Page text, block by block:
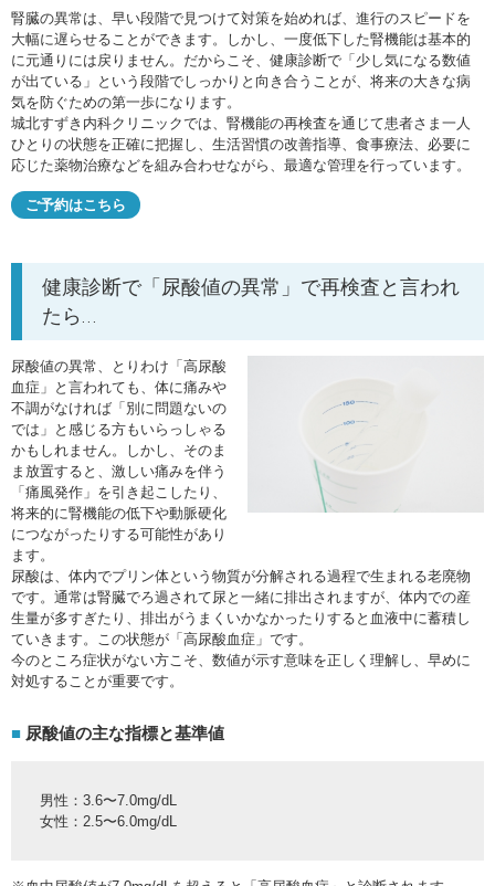
腎臓の異常は、早い段階で見つけて対策を始めれば、進行のスピードを
大幅に遅らせることができます。しかし、一度低下した腎機能は基本的
に元通りには戻りません。だからこそ、健康診断で「少し気になる数値
が出ている」という段階でしっかりと向き合うことが、将来の大きな病
気を防ぐための第一歩になります。
城北すずき内科クリニックでは、腎機能の再検査を通じて患者さま一人
ひとりの状態を正確に把握し、生活習慣の改善指導、食事療法、必要に
応じた薬物治療などを組み合わせながら、最適な管理を行っています。
ご予約はこちら
健康診断で「尿酸値の異常」で再検査と言われ
たら…
尿酸値の異常、とりわけ「高尿酸
血症」と言われても、体に痛みや
不調がなければ「別に問題ないの
では」と感じる方もいらっしゃる
かもしれません。しかし、そのま
ま放置すると、激しい痛みを伴う
「痛風発作」を引き起こしたり、
将来的に腎機能の低下や動脈硬化
につながったりする可能性があり
ます。
尿酸は、体内でプリン体という物質が分解される過程で生まれる老廃物
です。通常は腎臓でろ過されて尿と一緒に排出されますが、体内での産
生量が多すぎたり、排出がうまくいかなかったりすると血液中に蓄積し
ていきます。この状態が「高尿酸血症」です。
今のところ症状がない方こそ、数値が示す意味を正しく理解し、早めに
対処することが重要です。
尿酸値の主な指標と基準値
男性：3.6〜7.0mg/dL
女性：2.5〜6.0mg/dL